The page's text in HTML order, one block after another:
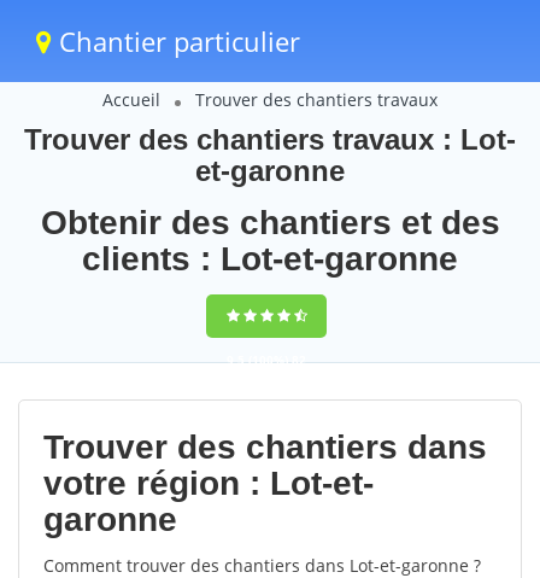
Chantier particulier
Accueil Trouver des chantiers travaux
Trouver des chantiers travaux : Lot-
et-garonne
Obtenir des chantiers et des
clients : Lot-et-garonne
9,5(100%)82
votes
Trouver des chantiers dans
votre région : Lot-et-
garonne
Comment trouver des chantiers dans Lot-et-garonne ?